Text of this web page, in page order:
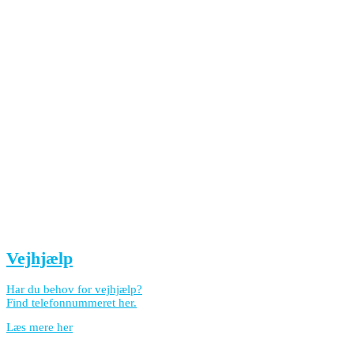
Vejhjælp
Har du behov for vejhjælp?
Find telefonnummeret her.
Læs mere her